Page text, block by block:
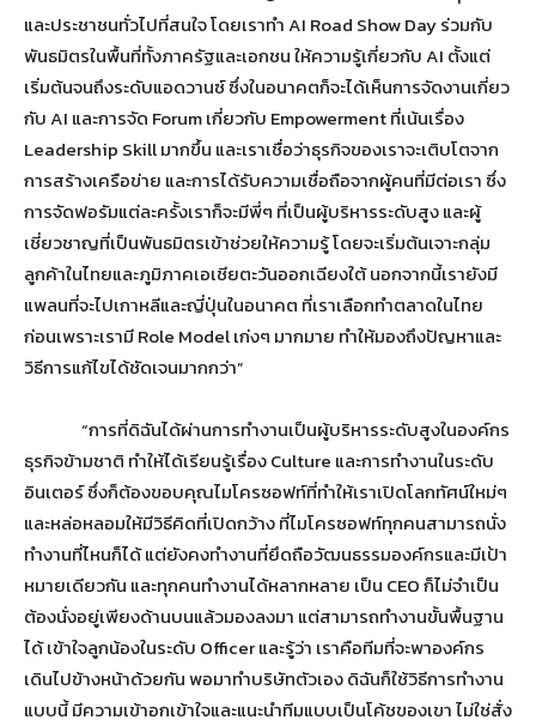
และประชาชนทั่วไปที่สนใจ โดยเราทำ AI Road Show Day ร่วมกับ
พันธมิตรในพื้นที่ทั้งภาครัฐและเอกชน ให้ความรู้เกี่ยวกับ AI ตั้งแต่
เริ่มต้นจนถึงระดับแอดวานซ์ ซึ่งในอนาคตก็จะได้เห็นการจัดงานเกี่ยว
กับ AI และการจัด Forum เกี่ยวกับ Empowerment ที่เน้นเรื่อง
Leadership Skill มากขึ้น และเราเชื่อว่าธุรกิจของเราจะเติบโตจาก
การสร้างเครือข่าย และการได้รับความเชื่อถือจากผู้คนที่มีต่อเรา ซึ่ง
การจัดฟอรัมแต่ละครั้งเราก็จะมีพี่ๆ ที่เป็นผู้บริหารระดับสูง และผู้
เชี่ยวชาญที่เป็นพันธมิตรเข้าช่วยให้ความรู้ โดยจะเริ่มต้นเจาะกลุ่ม
ลูกค้าในไทยและภูมิภาคเอเชียตะวันออกเฉียงใต้ นอกจากนี้เรายังมี
แพลนที่จะไปเกาหลีและญี่ปุ่นในอนาคต ที่เราเลือกทำตลาดในไทย
ก่อนเพราะเรามี Role Model เก่งๆ มากมาย ทำให้มองถึงปัญหาและ
วิธีการแก้ไขได้ชัดเจนมากกว่า”
“การที่ดิฉันได้ผ่านการทำงานเป็นผู้บริหารระดับสูงในองค์กร
ธุรกิจข้ามชาติ ทำให้ได้เรียนรู้เรื่อง Culture และการทำงานในระดับ
อินเตอร์ ซึ่งก็ต้องขอบคุณไมโครซอฟท์ที่ทำให้เราเปิดโลกทัศน์ใหม่ๆ
และหล่อหลอมให้มีวิธีคิดที่เปิดกว้าง ที่ไมโครซอฟท์ทุกคนสามารถนั่ง
ทำงานที่ไหนก็ได้ แต่ยังคงทำงานที่ยึดถือวัฒนธรรมองค์กรและมีเป้า
หมายเดียวกัน และทุกคนทำงานได้หลากหลาย เป็น CEO ก็ไม่จำเป็น
ต้องนั่งอยู่เพียงด้านบนแล้วมองลงมา แต่สามารถทำงานขั้นพื้นฐาน
ได้ เข้าใจลูกน้องในระดับ Officer และรู้ว่า เราคือทีมที่จะพาองค์กร
เดินไปข้างหน้าด้วยกัน พอมาทำบริษัทตัวเอง ดิฉันก็ใช้วิธีการทำงาน
แบบนี้ มีความเข้าอกเข้าใจและแนะนำทีมแบบเป็นโค้ชของเขา ไม่ใช่สั่ง